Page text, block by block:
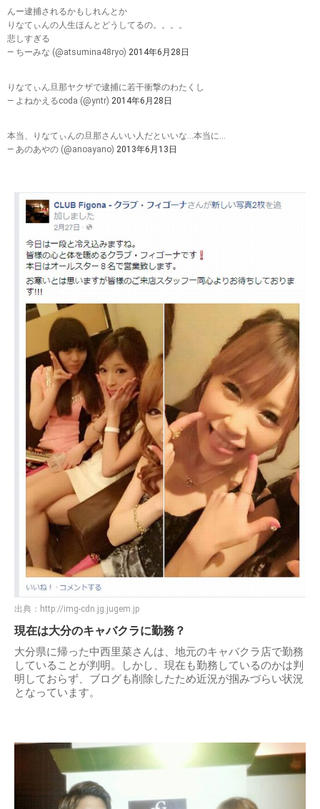
んー逮捕されるかもしれんとか
りなてぃんの人生ほんとどうしてるの。。。。
悲しすぎる
— ちーみな (@atsumina48ryo) 2014年6月28日
りなてぃん旦那ヤクザで逮捕に若干衝撃のわたくし
— よねかえるcoda (@yntr) 2014年6月28日
本当、りなてぃんの旦那さんいい人だといいな…本当に…
— あのあやの (@anoayano) 2013年6月13日
出典： http://img-cdn.jg.jugem.jp
現在は大分のキャバクラに勤務？
大分県に帰った中西里菜さんは、地元のキャバクラ店で勤務
していることが判明。しかし、現在も勤務しているのかは判
明しておらず、ブログも削除したため近況が掴みづらい状況
となっています。